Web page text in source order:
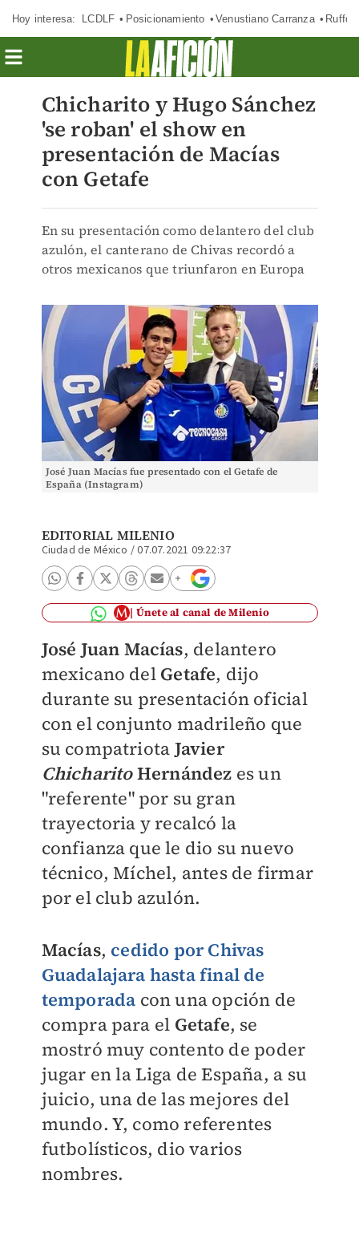
Hoy interesa: LCDLF Posicionamiento Venustiano Carranza Ruffo
Chicharito y Hugo Sánchez
'se roban' el show en
presentación de Macías
con Getafe
En su presentación como delantero del club
azulón, el canterano de Chivas recordó a
otros mexicanos que triunfaron en Europa
José Juan Macías fue presentado con el Getafe de
España (Instagram)
EDITORIAL MILENIO
Ciudad de México /07.07.2021 09:22:37
Únete al canal de Milenio
José Juan Macías, delantero
mexicano del Getafe, dijo
durante su presentación oficial
con el conjunto madrileño que
su compatriota Javier
ChicharitoHernández es un
"referente" por su gran
trayectoria y recalcó la
confianza que le dio su nuevo
técnico, Míchel, antes de firmar
por el club azulón.
Macías, cedido por Chivas
Guadalajara hasta final de
temporada con una opción de
compra para el Getafe, se
mostró muy contento de poder
jugar en la Liga de España, a su
juicio, una de las mejores del
mundo. Y, como referentes
futbolísticos, dio varios
nombres.